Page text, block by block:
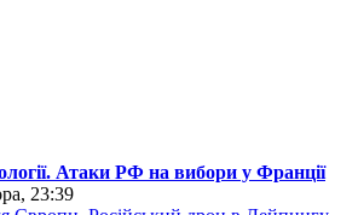
Атаки РФ на вибори у Франції
23:39